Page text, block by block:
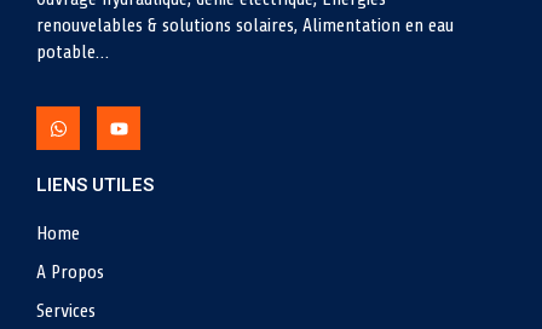
renouvelables & solutions solaires, Alimentation en eau
potable…
LIENS UTILES
Home
A Propos
Services